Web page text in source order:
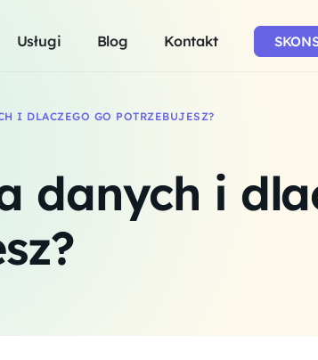
Usługi Blog Kontakt
danych i
I DLACZEGO GO POTRZEBUJESZ?